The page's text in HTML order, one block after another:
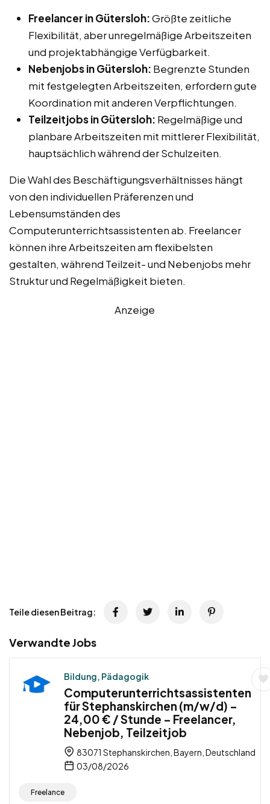
Freelancer in Gütersloh:Größte zeitliche
Flexibilität, aber unregelmäßige Arbeitszeiten
und projektabhängige Verfügbarkeit.
Nebenjobs in Gütersloh: Begrenzte Stunden
mit festgelegten Arbeitszeiten, erfordern gute
Koordination mit anderen Verpflichtungen.
Teilzeitjobs in Gütersloh: Regelmäßige und
planbare Arbeitszeiten mit mittlerer Flexibilität,
hauptsächlich während der Schulzeiten.
Die Wahl des Beschäftigungsverhältnisses hängt
von den individuellen Präferenzen und
Lebensumständen des
Computerunterrichtsassistenten ab. Freelancer
können ihre Arbeitszeiten am flexibelsten
gestalten, während Teilzeit- und Nebenjobs mehr
Struktur und Regelmäßigkeit bieten.
Anzeige
Teile diesen Beitrag:
Verwandte Jobs
Bildung, Pädagogik
Computerunterrichtsassistenten
für Stephanskirchen (m/w/d) –
24,00 € / Stunde – Freelancer,
Nebenjob, Teilzeitjob
83071 Stephanskirchen, Bayern, Deutschland
03/08/2026
Freelance